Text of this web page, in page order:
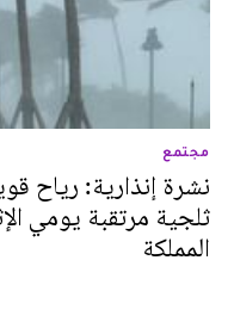
مجتمع
نشرة إنذارية: رياح
ثلجية مرتقبة يومي
المملكة